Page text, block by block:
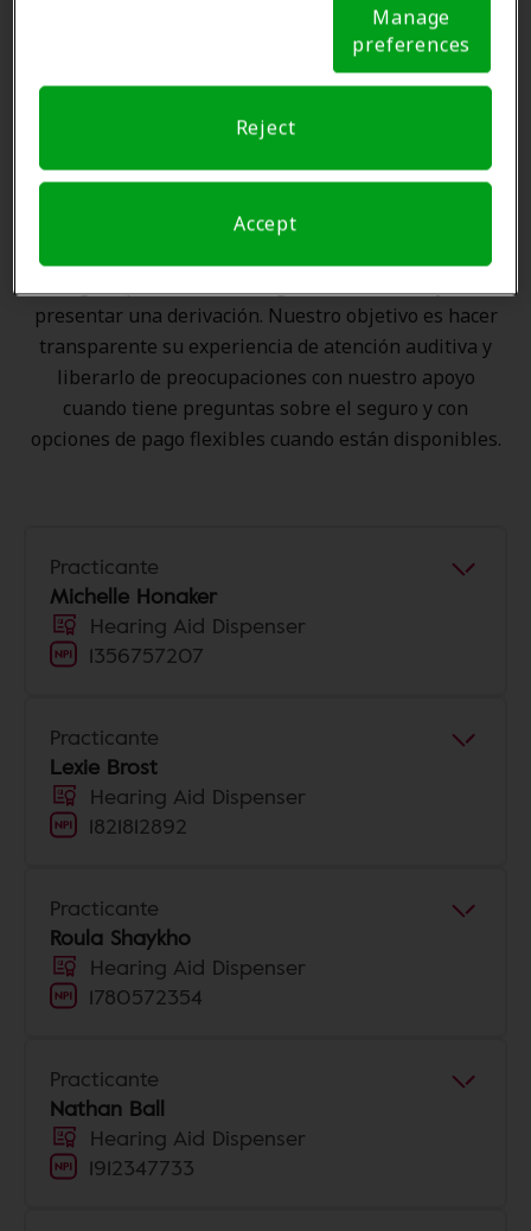
preference signal, we will honor that signal. Cookie
Manage
preferences
Reject
Accept
planes de beneficios y clínicas como Puget Sound
Hearing Aid & Audiology en Seattle para ofrecer
descuentos especiales en audífonos y atención
beneficios y programan exámenes con profesionales
licenciados para evaluaciones, pruebas de ajuste y
Sound Hearing Aid & Audiology, Amplifon Hearing
presentar una derivación. Nuestro objetivo es hacer
transparente su experiencia de atención auditiva y
liberarlo de preocupaciones con nuestro apoyo
cuando tiene preguntas sobre el seguro y con
opciones de pago flexibles cuando están disponibles.
Practicante
Michelle Honaker
Hearing Aid Dispenser
1356757207
Practicante
Lexie Brost
Hearing Aid Dispenser
1821812892
Practicante
Roula Shaykho
Hearing Aid Dispenser
1780572354
Practicante
Nathan Ball
Hearing Aid Dispenser
1912347733